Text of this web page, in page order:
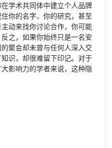
学术共同体中建立个人品牌
你的名字、你的研究，甚至
动来找你讨论合作，你可能
之，如果你始终只是一名安
聚会却未曾与任何人深入交
识，却很难留下印记。对于
影响力的学者来说，这种隐